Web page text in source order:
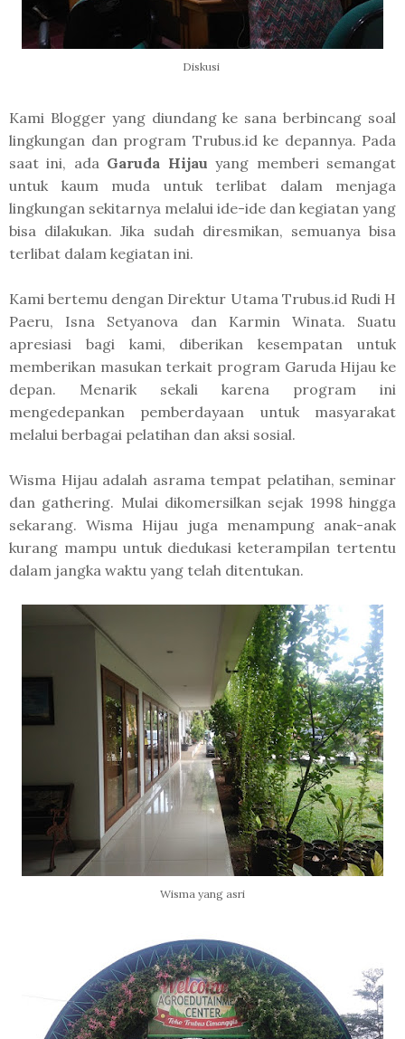
Diskusi
Kami Blogger yang diundang ke sana berbincang soal
lingkungan dan program Trubus.id ke depannya. Pada
saat ini, ada Garuda Hijau yang memberi semangat
untuk kaum muda untuk terlibat dalam menjaga
lingkungan sekitarnya melalui ide-ide dan kegiatan yang
bisa dilakukan. Jika sudah diresmikan, semuanya bisa
terlibat dalam kegiatan ini.
Kami bertemu dengan Direktur Utama Trubus.id Rudi H
Paeru, Isna Setyanova dan Karmin Winata. Suatu
apresiasi bagi kami, diberikan kesempatan untuk
memberikan masukan terkait program Garuda Hijau ke
depan. Menarik sekali karena program ini
mengedepankan pemberdayaan untuk masyarakat
melalui berbagai pelatihan dan aksi sosial.
Wisma Hijau adalah asrama tempat pelatihan, seminar
dan gathering. Mulai dikomersilkan sejak 1998 hingga
sekarang. Wisma Hijau juga menampung anak-anak
kurang mampu untuk diedukasi keterampilan tertentu
dalam jangka waktu yang telah ditentukan.
Wisma yang asri